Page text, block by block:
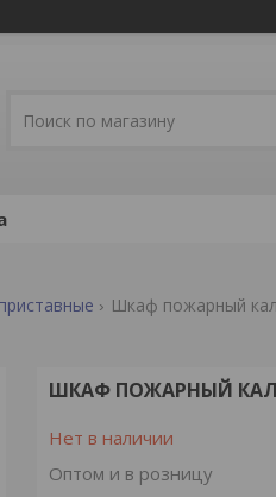
Шкаф пожарный
ШКАФ ПОЖАРНЫЙ
Нет в наличии
Оптом и в розницу